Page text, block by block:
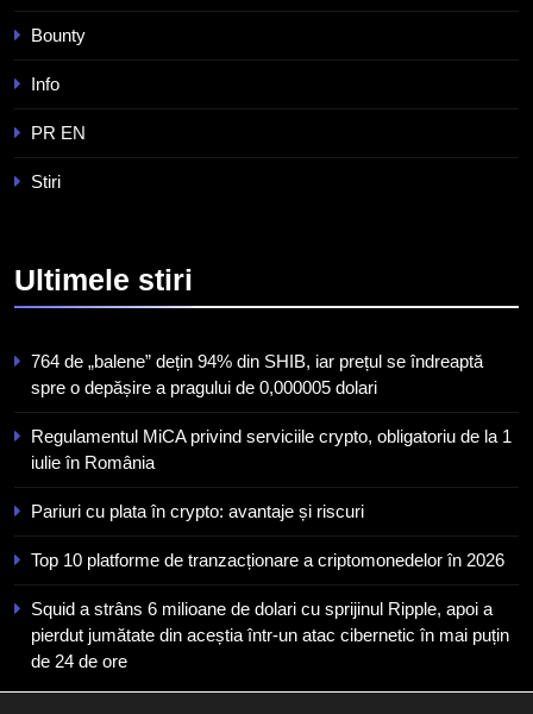
5
pierdut jumătate din aceștia într-
STIRI
asupra banilor în era digitală
7
WhiteBIT și FC Barcelona
semnează un acord pe cinci ani
finanțelor digitale
8
Lavazza utilizează tehnologia
blockchain pentru a asigura
trasabilitatea cafelei
STIRI
Bounty
Info
PR EN
Stiri
Ultimele stiri
764 de „balene” dețin 94% din SHIB, iar prețul se îndreaptă
spre o depășire a pragului de 0,000005 dolari
Regulamentul MiCA privind serviciile crypto, obligatoriu de la 1
iulie în România
Pariuri cu plata în crypto: avantaje și riscuri
Top 10 platforme de tranzacționare a criptomonedelor în 2026
Squid a strâns 6 milioane de dolari cu sprijinul Ripple, apoi a
pierdut jumătate din aceștia într-un atac cibernetic în mai puțin
de 24 de ore